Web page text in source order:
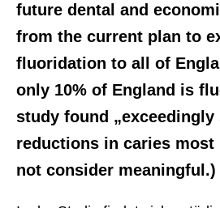
future dental and
from the current plan to
fluoridation to all of
only 10% of England is
study found „exceedingly
reductions in caries most
not consider meaningful.)